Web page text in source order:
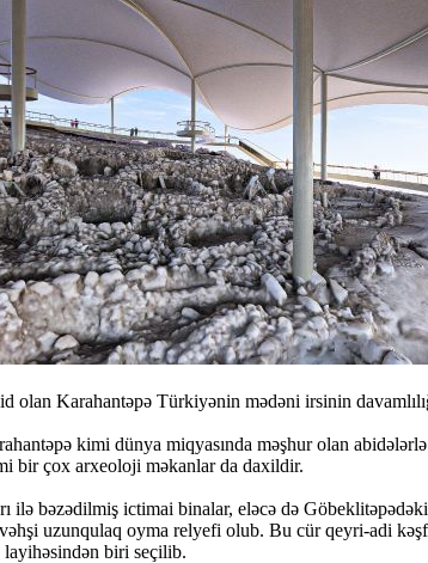
olan Karahantəpə Türkiyənin mədəni irsinin
kimi dünya miqyasında məşhur olan
bir çox arxeoloji məkanlar da daxildir.
ilə bəzədilmiş ictimai binalar, eləcə də
uzunqulaq oyma relyefi olub. Bu cür qeyri-adi
layihəsindən biri seçilib.